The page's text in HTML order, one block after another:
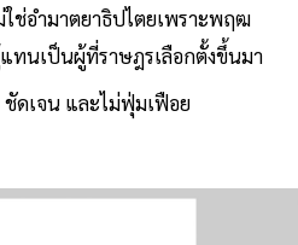
ช่อำมาตยาธิปไตยเพราะพฤฒ
ทนเป็นผู้ที่ราษฎรเลือกตั้งขึ้นมา
ดเจน และไม่ฟุ่มเฟือย